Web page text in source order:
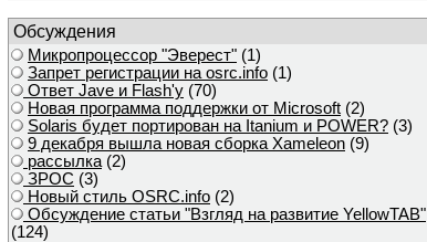
Обсуждения
Микропроцессор "Эверест" (1)
Запрет регистрации на osrc.info (1)
Ответ Javе и Flash'у (70)
Новая программа поддержки от Microsoft (2)
Solaris будет портирован на Itanium и POWER? (3)
9 декабря вышла новая сборка Xameleon (9)
рассылка (2)
ЗРОС (3)
Новый стиль OSRC.info (2)
Обсуждение статьи "Взгляд на развитие YellowTAB"
(124)